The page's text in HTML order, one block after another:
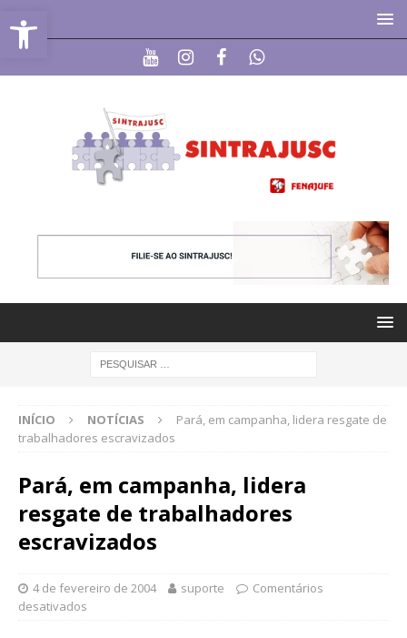
Abrir a barra de ferramentas
INÍCIO NOTÍCIAS
Pará, em campanha, lidera resgate de
trabalhadores escravizados
Pará, em campanha, lidera
resgate de trabalhadores
escravizados
4 de fevereiro de 2004 suporte
Comentários
desativados